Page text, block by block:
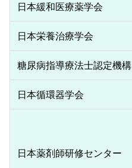
日本緩和医療薬学会
日本栄養治療学会
糖尿病指導療法士認定機構
日本循環器学会
日本薬剤師研修センター